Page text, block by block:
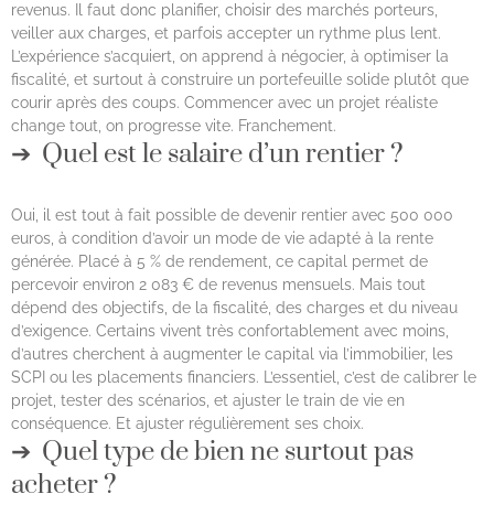
revenus. Il faut donc planifier, choisir des marchés porteurs,
veiller aux charges, et parfois accepter un rythme plus lent.
L’expérience s’acquiert, on apprend à négocier, à optimiser la
fiscalité, et surtout à construire un portefeuille solide plutôt que
courir après des coups. Commencer avec un projet réaliste
change tout, on progresse vite. Franchement.
Quel est le salaire d’un rentier ?
Oui, il est tout à fait possible de devenir rentier avec 500 000
euros, à condition d’avoir un mode de vie adapté à la rente
générée. Placé à 5 % de rendement, ce capital permet de
percevoir environ 2 083 € de revenus mensuels. Mais tout
dépend des objectifs, de la fiscalité, des charges et du niveau
d’exigence. Certains vivent très confortablement avec moins,
d’autres cherchent à augmenter le capital via l’immobilier, les
SCPI ou les placements financiers. L’essentiel, c’est de calibrer le
projet, tester des scénarios, et ajuster le train de vie en
conséquence. Et ajuster régulièrement ses choix.
Quel type de bien ne surtout pas
acheter ?